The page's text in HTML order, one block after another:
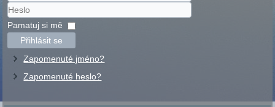
Uživatelské
jméno
Heslo
Pamatuj si mě
Přihlásit se
Zapomenuté jméno?
Zapomenuté heslo?